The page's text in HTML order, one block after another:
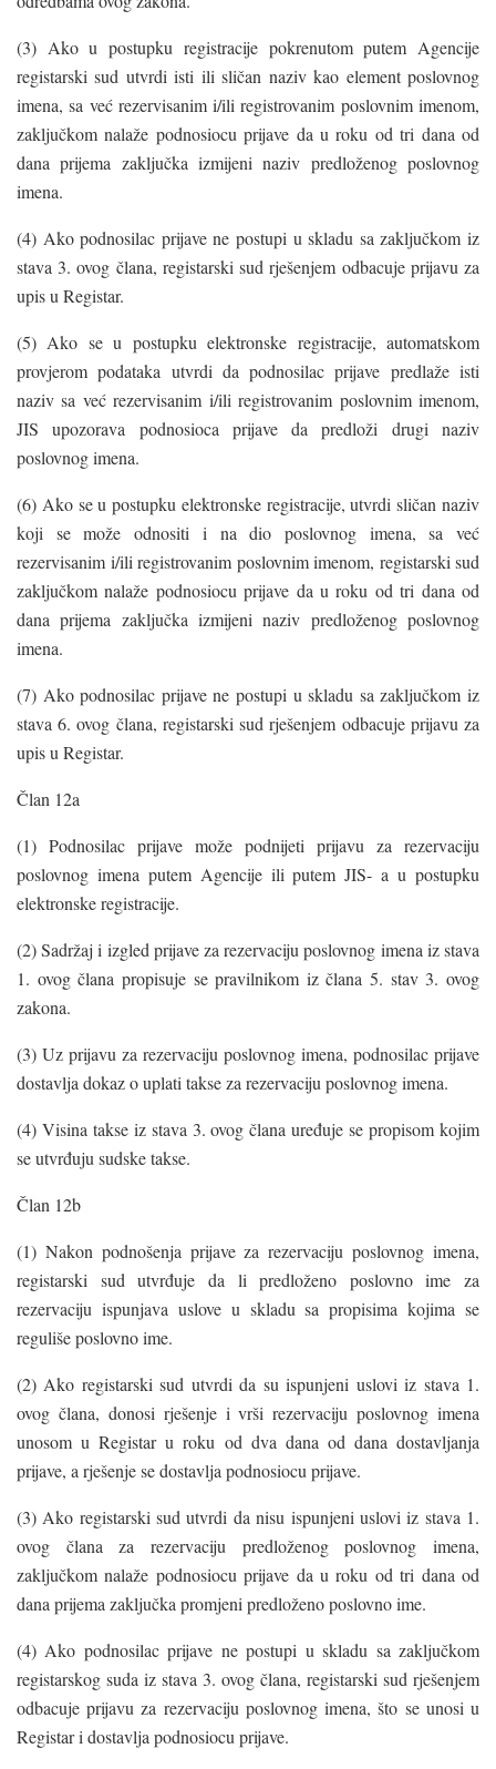
(3) Ako u postupku registracije pokrenutom putem Agencije
registarski sud utvrdi isti ili sličan naziv kao element poslovnog
imena, sa već rezervisanim i/ili registrovanim poslovnim imenom,
zaključkom nalaže podnosiocu prijave da u roku od tri dana od
dana prijema zaključka izmijeni naziv predloženog poslovnog
imena.
(4) Ako podnosilac prijave ne postupi u skladu sa zaključkom iz
stava 3. ovog člana, registarski sud rješenjem odbacuje prijavu za
upis u Registar.
(5) Ako se u postupku elektronske registracije, automatskom
provjerom podataka utvrdi da podnosilac prijave predlaže isti
naziv sa već rezervisanim i/ili registrovanim poslovnim imenom,
JIS upozorava podnosioca prijave da predloži drugi naziv
poslovnog imena.
(6) Ako se u postupku elektronske registracije, utvrdi sličan naziv
koji se može odnositi i na dio poslovnog imena, sa već
rezervisanim i/ili registrovanim poslovnim imenom, registarski sud
zaključkom nalaže podnosiocu prijave da u roku od tri dana od
dana prijema zaključka izmijeni naziv predloženog poslovnog
imena.
(7) Ako podnosilac prijave ne postupi u skladu sa zaključkom iz
stava 6. ovog člana, registarski sud rješenjem odbacuje prijavu za
upis u Registar.
Član 12a
(1) Podnosilac prijave može podnijeti prijavu za rezervaciju
poslovnog imena putem Agencije ili putem JIS- a u postupku
elektronske registracije.
(2) Sadržaj i izgled prijave za rezervaciju poslovnog imena iz stava
1. ovog člana propisuje se pravilnikom iz člana 5. stav 3. ovog
zakona.
(3) Uz prijavu za rezervaciju poslovnog imena, podnosilac prijave
dostavlja dokaz o uplati takse za rezervaciju poslovnog imena.
(4) Visina takse iz stava 3. ovog člana uređuje se propisom kojim
se utvrđuju sudske takse.
Član 12b
(1) Nakon podnošenja prijave za rezervaciju poslovnog imena,
registarski sud utvrđuje da li predloženo poslovno ime za
rezervaciju ispunjava uslove u skladu sa propisima kojima se
reguliše poslovno ime.
(2) Ako registarski sud utvrdi da su ispunjeni uslovi iz stava 1.
ovog člana, donosi rješenje i vrši rezervaciju poslovnog imena
unosom u Registar u roku od dva dana od dana dostavljanja
prijave, a rješenje se dostavlja podnosiocu prijave.
(3) Ako registarski sud utvrdi da nisu ispunjeni uslovi iz stava 1.
ovog člana za rezervaciju predloženog poslovnog imena,
zaključkom nalaže podnosiocu prijave da u roku od tri dana od
dana prijema zaključka promjeni predloženo poslovno ime.
(4) Ako podnosilac prijave ne postupi u skladu sa zaključkom
registarskog suda iz stava 3. ovog člana, registarski sud rješenjem
odbacuje prijavu za rezervaciju poslovnog imena, što se unosi u
Registar i dostavlja podnosiocu prijave.